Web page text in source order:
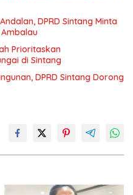
DPRD Sintang Minta
Prioritaskan
di Sintang
DPRD Sintang Dorong